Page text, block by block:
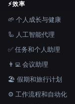
⚡效率
🌱 个人成长与健康
🦾 人工智能代理
✅ 任务和个人助理
👨‍💻 会议助理
🏖 假期和旅行计划
⚙️ 工作流程和自动化